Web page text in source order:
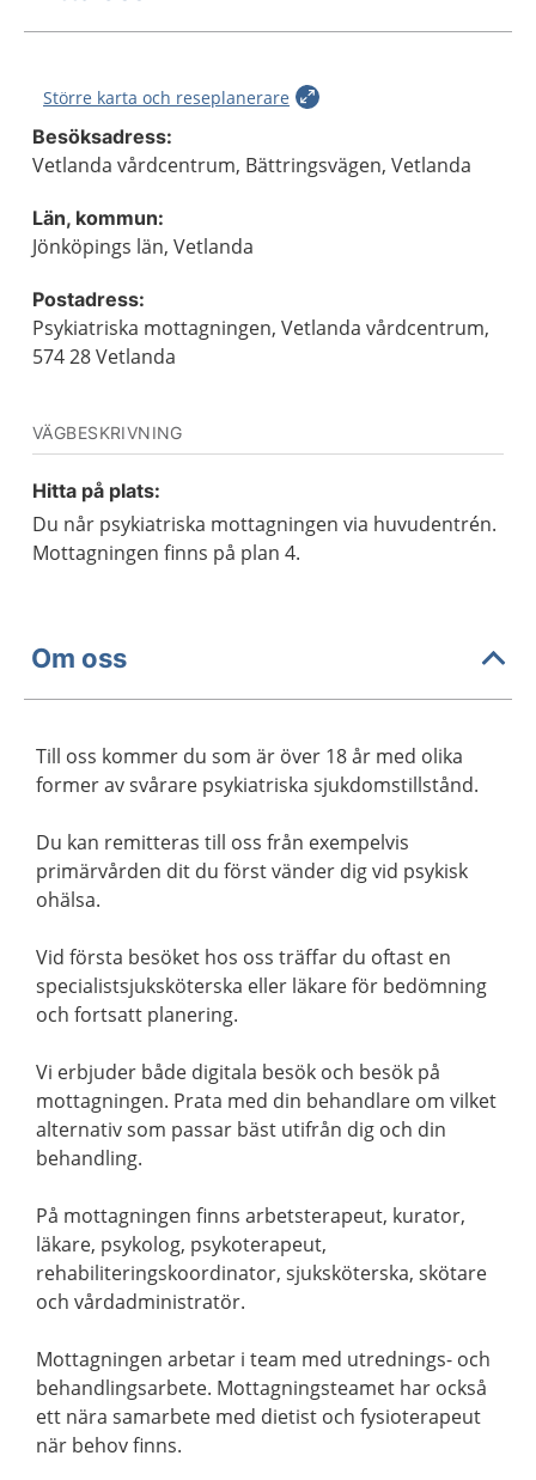
Större karta och reseplanerare
Besöksadress:
Vetlanda vårdcentrum, Bättringsvägen, Vetlanda
Län, kommun:
Jönköpings län, Vetlanda
Postadress:
Psykiatriska mottagningen, Vetlanda vårdcentrum,
574 28 Vetlanda
VÄGBESKRIVNING
Hitta på plats:
Du når psykiatriska mottagningen via huvudentrén.
Mottagningen finns på plan 4.
Om oss
Till oss kommer du som är över 18 år med olika
former av svårare psykiatriska sjukdomstillstånd.
Du kan remitteras till oss från exempelvis
primärvården dit du först vänder dig vid psykisk
ohälsa.
Vid första besöket hos oss träffar du oftast en
specialistsjuksköterska eller läkare för bedömning
och fortsatt planering.
Vi erbjuder både digitala besök och besök på
mottagningen. Prata med din behandlare om vilket
alternativ som passar bäst utifrån dig och din
behandling.
På mottagningen finns arbetsterapeut, kurator,
läkare, psykolog, psykoterapeut,
rehabiliteringskoordinator, sjuksköterska, skötare
och vårdadministratör.
Mottagningen arbetar i team med utrednings- och
behandlingsarbete. Mottagningsteamet har också
ett nära samarbete med dietist och fysioterapeut
när behov finns.